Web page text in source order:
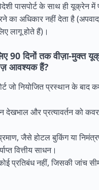
पासपोर्ट के साथ ही यूक्रेन
का अधिकार नहीं देता है
लागू होते हैं)।
90 दिनों तक वीज़ा-मुक्त
आवश्यक हैं?
जो नियोजित प्रस्थान के
देखभाल और प्रत्यावर्तन को
जैसे होटल बुकिंग या
वित्तीय साधन।
प्रतिबंध नहीं, जिसकी जांच सीमा